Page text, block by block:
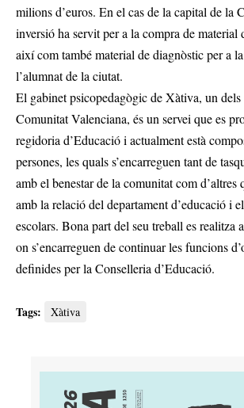
milions d’euros. En el cas de la capital de la
inversió ha servit per a la compra de
així com també material de diagnòstic per a
l’alumnat de la ciutat.
El gabinet psicopedagògic de Xàtiva, un dels
Comunitat Valenciana, és un servei que es
regidoria d’Educació i actualment està
persones, les quals s’encarreguen tant de
amb el benestar de la comunitat com d’altres
amb la relació del departament d’educació i
escolars. Bona part del seu treball es realitza
on s’encarreguen de continuar les funcions
definides per la Conselleria d’Educació.
Tags: Xàtiva